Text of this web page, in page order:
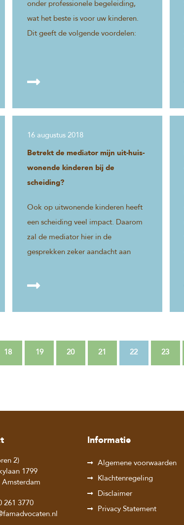
onder professionele begeleiding,
wat het beste is voor uw kinderen.
Dit geeft de volgende voordelen:
16 augustus 2018
Betrekt de mediator mijn uit-huis-
wonende kinderen bij de
scheiding?
Ook op uitwonende kinderen heeft
een scheiding veel impact. Daarom
zal de mediator hier in de
gesprekken zeker aandacht aan
18 19 20 21 22 23
2)
1799
Amsterdam
261 3770
Informatie
Algemene voorwaarden
Klachtenregeling
Disclaimer
Privacy Statement